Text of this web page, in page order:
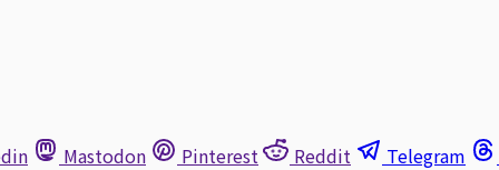
Mastodon Pinterest Reddit Telegram